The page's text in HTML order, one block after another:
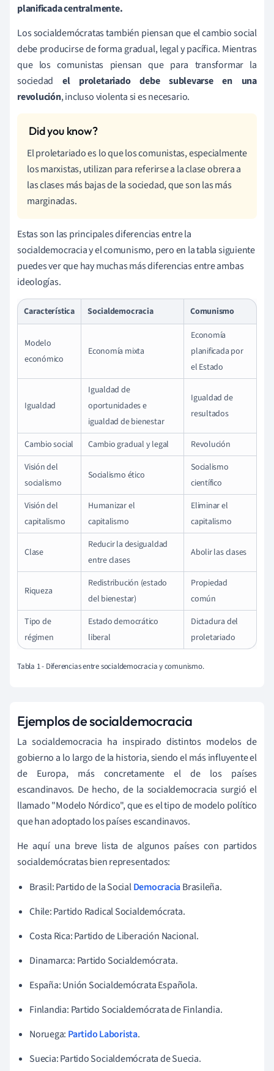
planificada centralmente.
Los socialdemócratas también piensan que el cambio social
debe producirse de forma gradual, legal y pacífica. Mientras
que los comunistas piensan que para transformar la
sociedad el proletariado debe sublevarse en una
revolución, incluso violenta si es necesario.
El proletariado es lo que los comunistas, especialmente
los marxistas, utilizan para referirse a la clase obrera a
las clases más bajas de la sociedad, que son las más
marginadas.
Estas son las principales diferencias entre la
socialdemocracia y el comunismo, pero en la tabla siguiente
puedes ver que hay muchas más diferencias entre ambas
ideologías.
Característica Socialdemocracia Comunismo
Modelo
económico
Economía mixta
Economía
planificada por
el Estado
Igualdad
Igualdad de
oportunidades e
igualdad de bienestar
Igualdad de
resultados
Cambio social Cambio gradual y legal
Revolución
Visión del
socialismo
Socialismo ético
Socialismo
científico
Visión del
capitalismo
Humanizar el
capitalismo
Eliminarel
capitalismo
Clase
Reducir la desigualdad
entre clases
Abolir las clases
Riqueza
Redistribución (estado
del bienestar)
Propiedad
común
Tipo de
régimen
Estado democrático
liberal
Dictadura del
proletariado
Tabla 1 - Diferencias entre socialdemocracia y comunismo.
Ejemplos de socialdemocracia
La socialdemocracia ha inspirado distintos modelos de
gobierno a lo largo de la historia, siendo el más influyente el
de Europa, más concretamente el de los países
escandinavos. De hecho, de la socialdemocracia surgió el
llamado "Modelo Nórdico", que es el tipo de modelo político
que han adoptado los países escandinavos.
He aquí una breve lista de algunos países con partidos
socialdemócratas bien representados:
Brasil: Partido de la SocialDemocraciaBrasileña.
Chile: Partido Radical Socialdemócrata.
Costa Rica: Partido de Liberación Nacional.
Dinamarca: Partido Socialdemócrata.
España: Unión Socialdemócrata Española.
Finlandia: Partido Socialdemócrata de Finlandia.
Noruega: Partido Laborista.
Suecia: Partido Socialdemócrata de Suecia.